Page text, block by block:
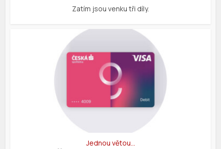
Zatím jsou venku tři díly.
Jednou větou…